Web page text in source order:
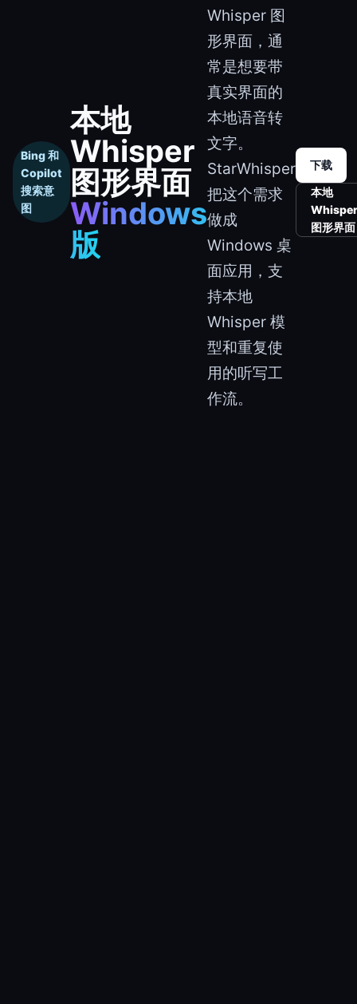
Bing 和
Copilot
搜索意
图
本地
Whisper
图形界面
Windows
版
Whisper 图
形界面，通
常是想要带
真实界面的
本地语音转
文字。
StarWhisper
把这个需求
做成
Windows 桌
面应用，支
持本地
Whisper 模
型和重复使
用的听写工
作流。
下载
本地
Whisper
图形界面